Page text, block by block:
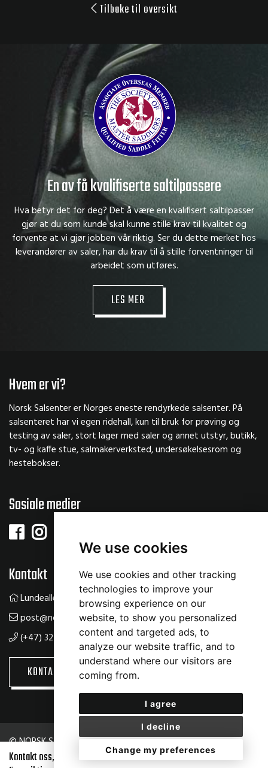
We use cookies
We use cookies and other tracking
technologies to improve your
browsing experience on our
website, to show you personalized
content and targeted ads, to
analyze our website traffic, and to
understand where our visitors are
coming from.
I agree
I decline
Change my preferences
Tilbake til oversikt
Kontakt oss, så hjelper vi deg med å
KONTAKT OSS
En av få kvalifiserte saltilpassere
Hva betyr det for deg? Det å være en kvalifisert saltilpasser
gjør at du som kunde skal kunne stille krav til kvalitet og
forvente at vi gjør jobben vår riktig. Ser du dette merket hos
leverandører av saler, har du krav til å stille forventninger til
arbeidet som utføres.
LES MER
Hvem er vi?
Norsk Salsenter er Norges eneste rendyrkede salsenter. På
salsenteret har vi egen ridehall, kun til bruk for prøving og
testing av saler, stort lager med saler og annet utstyr, butikk,
tv- og kaffe stue, salmakerverksted, undersøkelsesrom og
hestebokser.
Sosiale medier
Kontakt
Lundealleen 61, 3534 Sokna
post@norsksalsenter.no
(+47) 32 14 22 00
KONTAKT OSS BOOKING
© NORSK SALSENTER|Personvernserklæring|Cookie-
erklæring